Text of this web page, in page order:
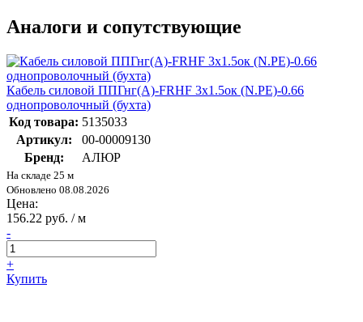
Аналоги и сопутствующие
Кабель силовой ППГнг(А)-FRHF 3х1.5ок (N.PE)-0.66
однопроволочный (бухта)
Код товара: 5135033
Артикул:
00-00009130
Бренд:
АЛЮР
На складе 25 м
Обновлено 08.08.2026
Цена:
156.22 руб. / м
-
+
Купить